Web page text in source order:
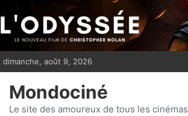
i
p
tdimanche, août 9, 2026
Mondociné
Le site des amoureux de tous les cinémas